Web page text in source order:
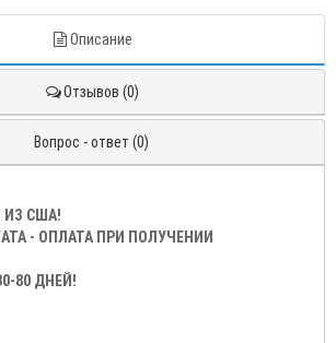
Описание
Отзывов (0)
Вопрос - ответ (0)
ИЗ США!
- ОПЛАТА ПРИ ПОЛУЧЕНИИ
80 ДНЕЙ!